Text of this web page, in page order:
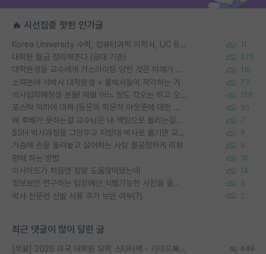
🔥 시선집중 핫한 인기글
Korea University 수학, 컴퓨터과학 이학사, UC Berkeley 산업공학 대학원 공학박사가 되는 것은 쉽지 않겠죠? 11
대학원 월급 정리해준다 (공대 기준) 275
대학원생들 교수에게 가스라이팅 당한 것은 이해가 갑니다. 안타깝네요. 119
소재분야 석박사 대학원생 + 물박사들이 착각하는 거 77
석사입학예정생 분들! 제발 어느 정도 각오는 하고 오세요. 156
포스텍 억까에 대해 (동문의 학문적 아웃풋에 대한 반박) 50
왜 후배가 못하는걸 교수님은 내 책임으로 돌리는걸까요? 7
SSH 박사과정을 그만두고 지방대 박사로 옮기면 교수의 꿈은 끝일까요? 9
가슴에 손을 올려놓고 싫어하는 사람 불공정하게 리뷰 9
편애 하는 방법 16
이사이트가 처음엔 정말 도움많이됐는데 14
정보보안 연구하는 입장에선 식별가능한 사진을 올리는건 비추이긴함 6
박사 전문연 선발 서류 추가 보완 여부(?) 2
최근 댓글이 많이 달린 글
[무료] 2026 미국 대학원 유학 스타터팩 - 가이드북 & 합격자 컨택메일 템플릿 649